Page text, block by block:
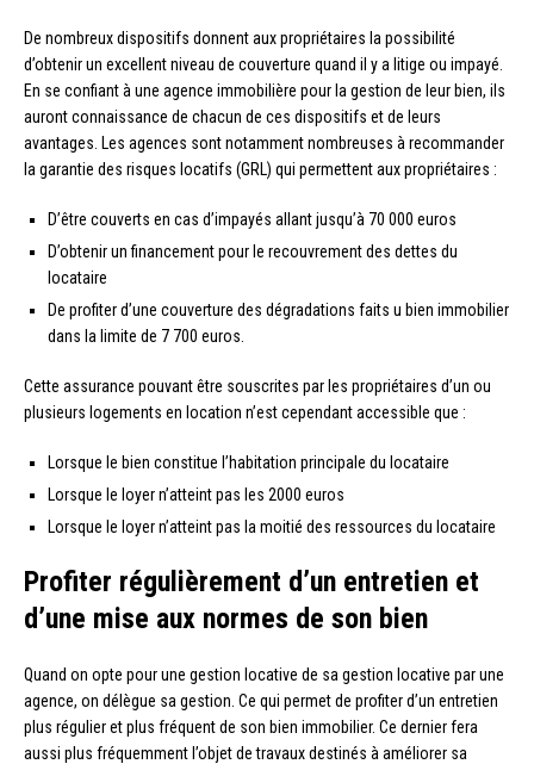
De nombreux dispositifs donnent aux propriétaires la possibilité
d’obtenir un excellent niveau de couverture quand il y a litige ou impayé.
En se confiant à une agence immobilière pour la gestion de leur bien, ils
auront connaissance de chacun de ces dispositifs et de leurs
avantages. Les agences sont notamment nombreuses à recommander
la garantie des risques locatifs (GRL) qui permettent aux propriétaires :
D’être couverts en cas d’impayés allant jusqu’à 70 000 euros
D’obtenir un financement pour le recouvrement des dettes du
locataire
De profiter d’une couverture des dégradations faits u bien immobilier
dans la limite de 7 700 euros.
Cette assurance pouvant être souscrites par les propriétaires d’un ou
plusieurs logements en location n’est cependant accessible que :
Lorsque le bien constitue l’habitation principale du locataire
Lorsque le loyer n’atteint pas les 2000 euros
Lorsque le loyer n’atteint pas la moitié des ressources du locataire
Profiter régulièrement d’un entretien et
d’une mise aux normes de son bien
Quand on opte pour une gestion locative de sa gestion locative par une
agence, on délègue sa gestion. Ce qui permet de profiter d’un entretien
plus régulier et plus fréquent de son bien immobilier. Ce dernier fera
aussi plus fréquemment l’objet de travaux destinés à améliorer sa